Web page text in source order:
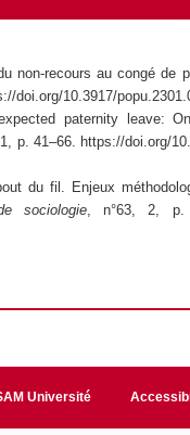
non-recours au congé de
doi.org/10.3917/
paternity leave:
p. 41–66. https://doi.org/
du fil. Enjeux
sociologie, n°63, 2, p.
Université